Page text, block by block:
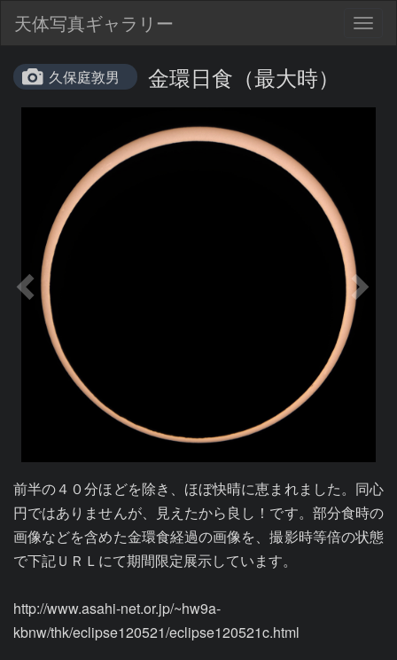
天体写真ギャラリー
久保庭敦男 金環日食（最大時）
前半の４０分ほどを除き、ほぼ快晴に恵まれました。同心
円ではありませんが、見えたから良し！です。部分食時の
画像などを含めた金環食経過の画像を、撮影時等倍の状態
で下記ＵＲＬにて期間限定展示しています。
http://www.asahi-net.or.jp/~hw9a-